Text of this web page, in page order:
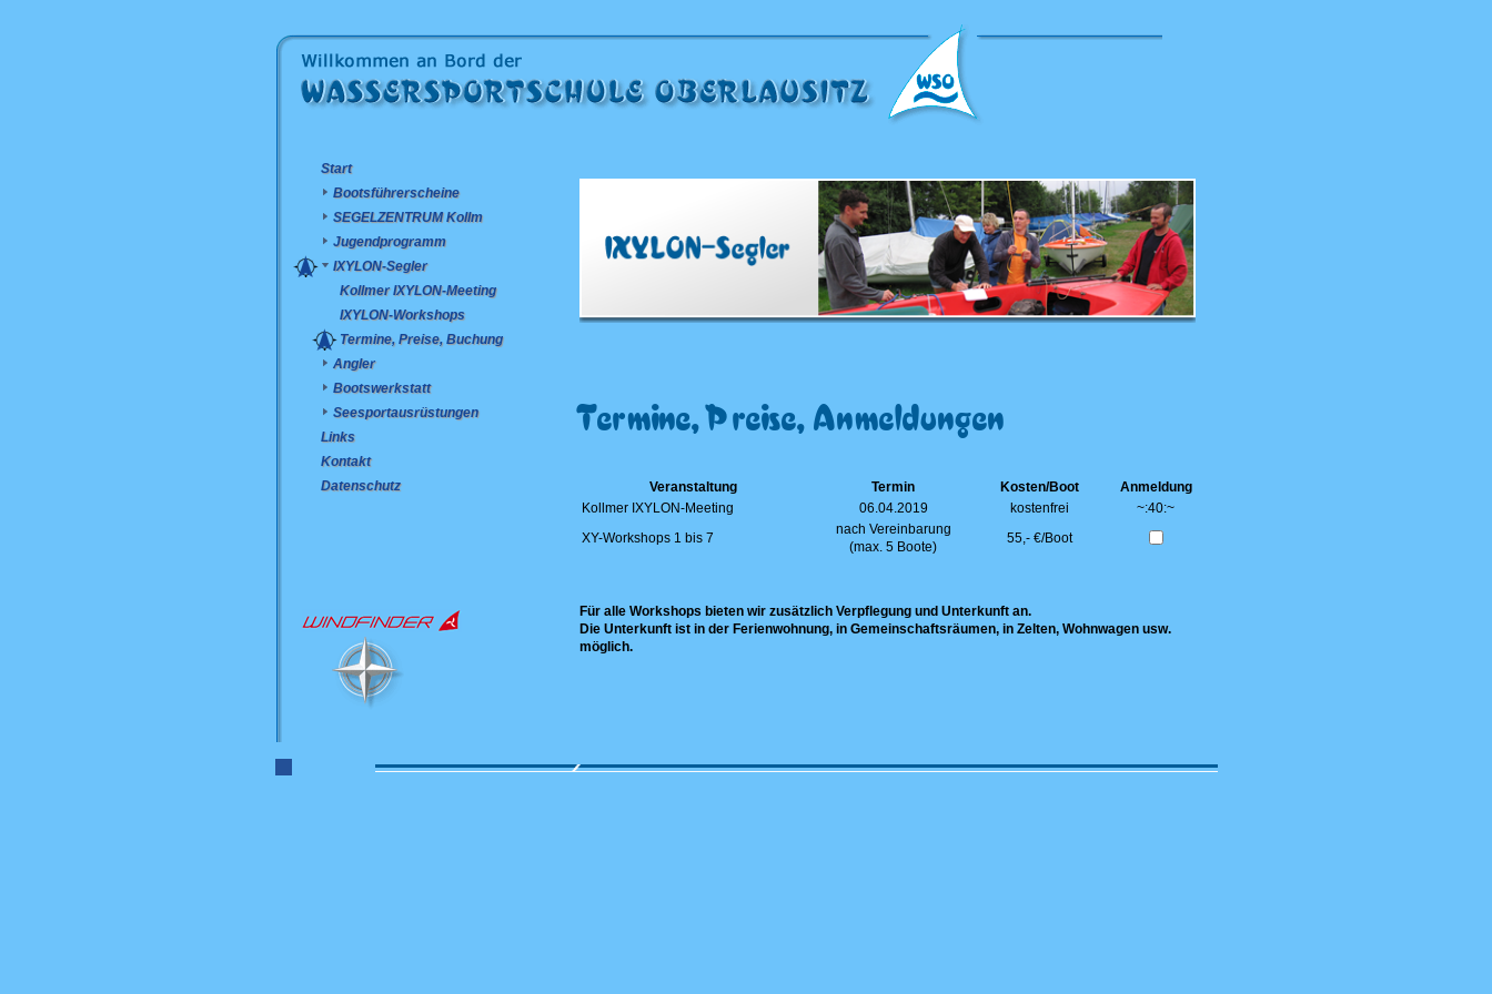
Start
Bootsführerscheine
SEGELZENTRUM Kollm
Jugendprogramm
IXYLON-Segler
Kollmer IXYLON-Meeting
IXYLON-Workshops
Termine, Preise, Buchung
Angler
Bootswerkstatt
Seesportausrüstungen
Links
Kontakt
Datenschutz
Termine, Preise, Anmeldungen
Veranstaltung Termin Kosten/Boot
Anmeldung
Kollmer IXYLON-Meeting
06.04.2019 kostenfrei
~:40:~
XY-Workshops 1 bis 7
nach Vereinbarung
(max. 5 Boote)
55,- €/Boot
Für alle Workshops bieten wir zusätzlich Verpflegung und Unterkunft an.
Die Unterkunft ist in der Ferienwohnung, in Gemeinschaftsräumen, in Zelten, Wohnwagen usw.
möglich.